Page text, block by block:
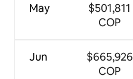
May
Jun
$501,811
COP
$665,926
COP